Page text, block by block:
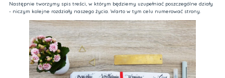
Następnie tworzymy spis treści, w którym będziemy uzupełniać poszczególne działy
- niczym kolejne rozdziały naszego życia. Warto w tym celu numerować strony.